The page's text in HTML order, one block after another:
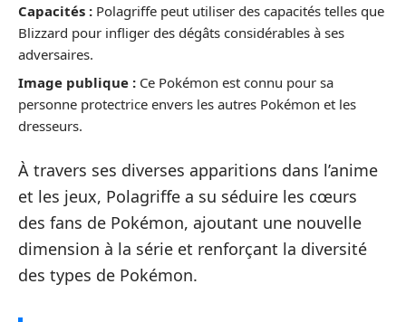
Capacités : Polagriffe peut utiliser des capacités telles que
Blizzard pour infliger des dégâts considérables à ses
adversaires.
Image publique : Ce Pokémon est connu pour sa
personne protectrice envers les autres Pokémon et les
dresseurs.
À travers ses diverses apparitions dans l’anime
et les jeux, Polagriffe a su séduire les cœurs
des fans de Pokémon, ajoutant une nouvelle
dimension à la série et renforçant la diversité
des types de Pokémon.